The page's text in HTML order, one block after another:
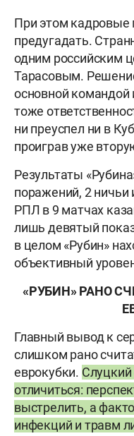
При этом
предугадать.
одним российским
Тарасовым.
основной командой
тоже
ни преуспел ни в
проиграв уже
Результаты
поражений, 2 ничьи
РПЛ в 9 матчах
лишь девятый
в целом «Рубин»
объективный
«РУБИН» РАНО
Главный вывод к
слишком рано
еврокубки.
отличиться:
выстрелить, а
инфекций и травм